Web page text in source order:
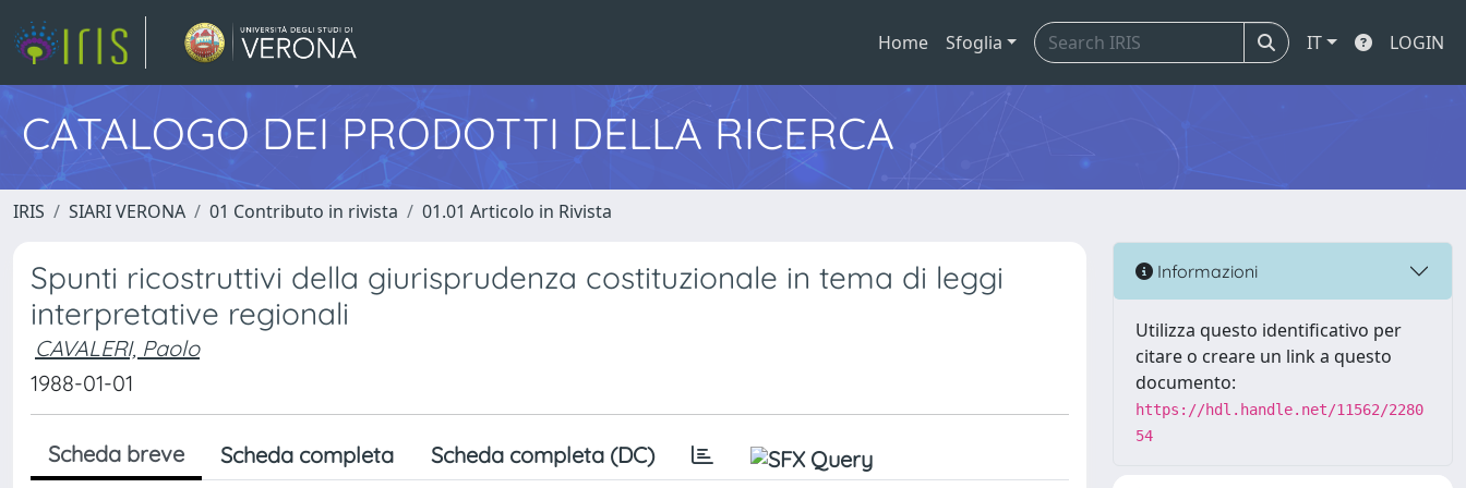
Home Sfoglia IT LOGIN
CATALOGO DEI PRODOTTI DELLA RICERCA
IRIS SIARI VERONA 01 Contributo in rivista 01.01 Articolo in Rivista
Spunti ricostruttivi della giurisprudenza costituzionale in tema di leggi
interpretative regionali
CAVALERI, Paolo
1988-01-01
Scheda breve Scheda completa Scheda completa (DC)
Informazioni
Utilizza questo identificativo per
citare o creare un link a questo
documento:
https://hdl.handle.net/11562/2280
54